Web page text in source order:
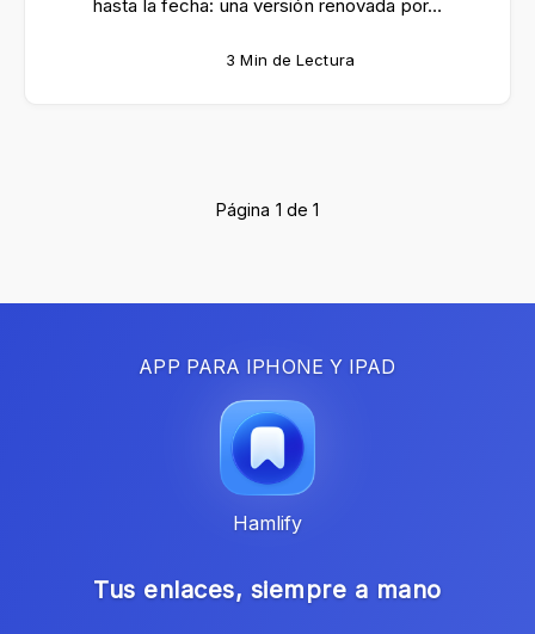
hasta la fecha: una versión renovada por…
3 Min de Lectura
Página 1 de 1
APP PARA IPHONE Y IPAD
Hamlify
Tus enlaces, siempre a mano